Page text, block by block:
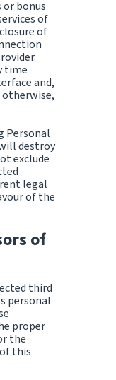
bonus
of
of
time
and,
otherwise,
Personal
destroy
exclude
legal
of the
of
third
personal
proper
the
this